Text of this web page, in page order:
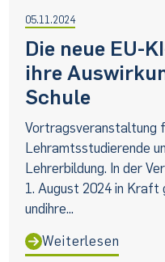
05.11.2024
Die neue EU-
ihre
Schule
Vortragsveranstaltung
Lehramtsstudierende
Lehrerbildung. In der
1. August 2024 in Kraft
undihre...
Weiterlesen